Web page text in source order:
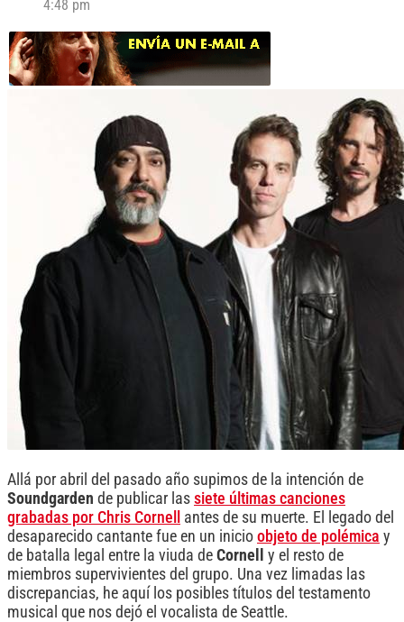
4:48 pm
Allá por abril del pasado año supimos de la intención de
Soundgarden de publicar las siete últimas canciones
grabadas por Chris Cornell
antes de su muerte. El legado del
desaparecido cantante fue en un inicio objeto de polémica y
de batalla legal entre la viuda de Cornell y el resto de
miembros supervivientes del grupo. Una vez limadas las
discrepancias, he aquí los posibles títulos del testamento
musical que nos dejó el vocalista de Seattle.